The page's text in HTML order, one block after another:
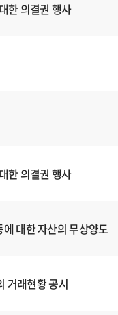
한 의결권 행사
한 의결권 행사
대한 자산의 무상양도
거래현황 공시